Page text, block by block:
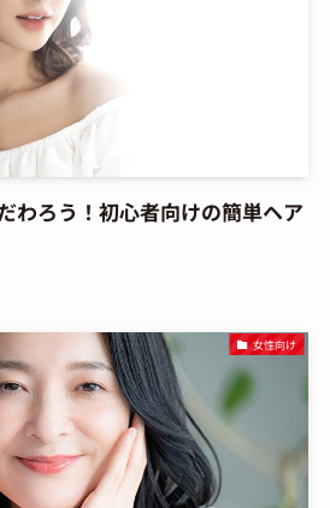
わろう！初心者向けの簡単ヘア
女性向け